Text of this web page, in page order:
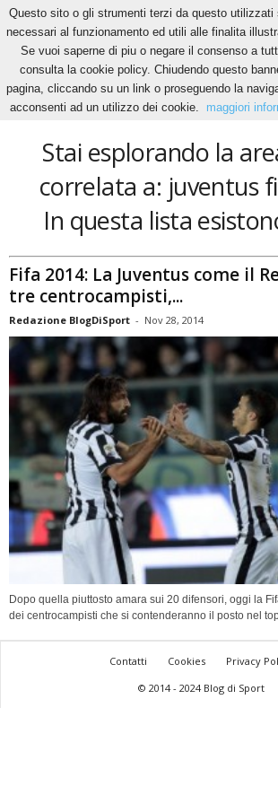
Home Tags Juventus fifa 2014
juventus fifa 2014
Stai esplorando la
correlata a: juventus
In questa lista
Fifa 2014: La Juventus come il
tre centrocampisti,...
Redazione BlogDiSport - Nov 28, 2014
Dopo quella piuttosto amara sui 20 difensori, oggi la
dei centrocampisti che si contenderanno il posto nel
Contatti Cookies
Privacy
© 2014 - 2024 Blog di Sport
Questo sito o gli strumenti terzi da questo utilizzati
necessari al funzionamento ed utili alle finalita
Se vuoi saperne di piu o negare il consenso a
consulta la cookie policy. Chiudendo questo
pagina, cliccando su un link o proseguendo la
acconsenti ad un utilizzo dei cookie.
maggiori